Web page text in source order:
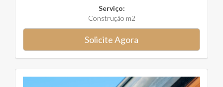
Serviço:
Construção m2
Solicite Agora